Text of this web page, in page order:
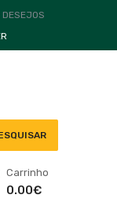
DESEJOS
Carrinho
0.00€